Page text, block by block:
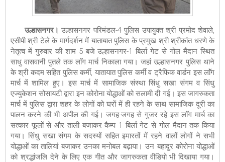
उल्हासनगर। उल्हासनगर परिमंडल-4 पुलिस उपायुक्त श्री प्रमोद शेवाले,
एसीपी श्री टेले के मार्गदर्शन में यातायात पुलिस के प्रमुख श्री श्रीकांत धरणे के
नेतृत्व में गुरुवार की शाम 5 बजे उल्हासनगर-1 बिर्ला गेट से गोल मैदान स्थित
साधु वासवानी पुतले तक लाॅंग मार्च निकाला गया। जहां उल्हासनगर पुलिस थाने
के श्री कदम सहित पुलिस कर्मी, यातायात पुलिस कर्मी व ट्रैफिक वार्डन इस लाॅंग
मार्च में शामिल हुए। इस मार्च में सामाजिक संस्था सिंधु सखा संगम व सिंधु
एज्युकेशन सोसायटी द्वारा इन कोरोना योद्धाओं को सलामी दी गई। इस जागरुकता
मार्च में पुलिस द्वारा शहर के लोगों को घरों में ही रहने के साथ सामाजिक दूरी का
पालन करने की भी अपील की गई। जगह-जगह से गुजर रहे इस लाॅंग मार्च का
सत्कार फूलों से और ताली बजाकर कैम्प 1 बिर्ला गेट से गोल मैदान तक किया
गया। सिंधु सखा संगम के सदस्यों सहित इमारतों में रहने वालों लोगों ने सभी
योद्धाओं का तालियां बजाकर उनका मनोबल बढ़ाया। उन बहादुर कोरोना योद्धाओं
को श्रद्धांजलि देने के लिए एक गीत और जागरुकता वीडियो भी दिखाया गया।